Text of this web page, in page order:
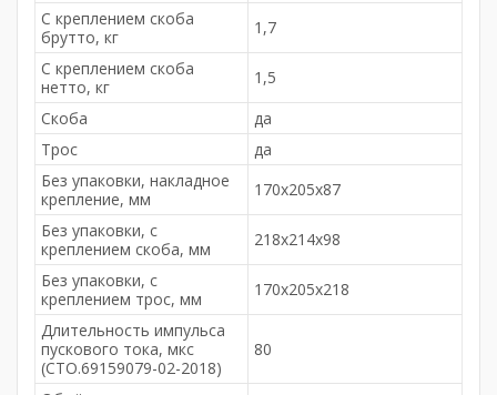
С креплением скоба
брутто, кг
1,7
С креплением скоба
нетто, кг
1,5
Скоба
да
Трос
да
Без упаковки, накладное
крепление, мм
170х205х87
Без упаковки, с
креплением скоба, мм
218х214х98
Без упаковки, с
креплением трос, мм
170х205х218
Длительность импульса
пускового тока, мкс
(СТО.69159079-02-2018)
80